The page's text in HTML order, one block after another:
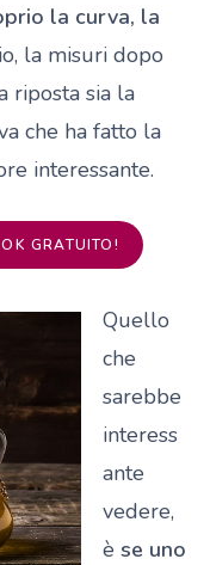
la curva, la
la misuri dopo
riposta sia la
che ha fatto la
interessante.
GRATUITO!
Quello
che
sarebbe
interess
ante
vedere,
è se uno